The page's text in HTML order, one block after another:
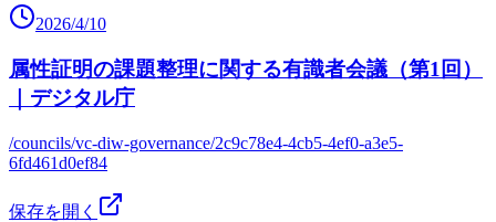
2026/4/10
属性証明の課題整理に関する有識者会議（第1回）
｜デジタル庁
/councils/vc-diw-governance/2c9c78e4-4cb5-4ef0-a3e5-
6fd461d0ef84
保存を開く